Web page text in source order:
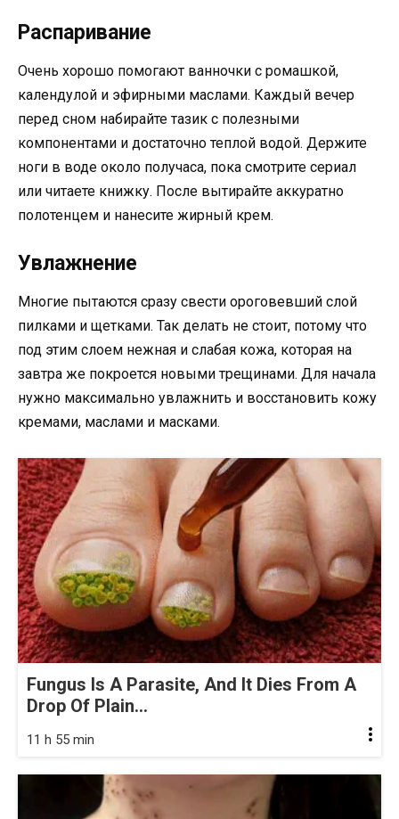
Распаривание
Очень хорошо помогают ванночки с ромашкой,
календулой и эфирными маслами. Каждый вечер
перед сном набирайте тазик с полезными
компонентами и достаточно теплой водой. Держите
ноги в воде около получаса, пока смотрите сериал
или читаете книжку. После вытирайте аккуратно
полотенцем и нанесите жирный крем.
Увлажнение
Многие пытаются сразу свести ороговевший слой
пилками и щетками. Так делать не стоит, потому что
под этим слоем нежная и слабая кожа, которая на
завтра же покроется новыми трещинами. Для начала
нужно максимально увлажнить и восстановить кожу
кремами, маслами и масками.
Fungus Is A Parasite, And It Dies From A
Drop Of Plain...
11 h 55 min